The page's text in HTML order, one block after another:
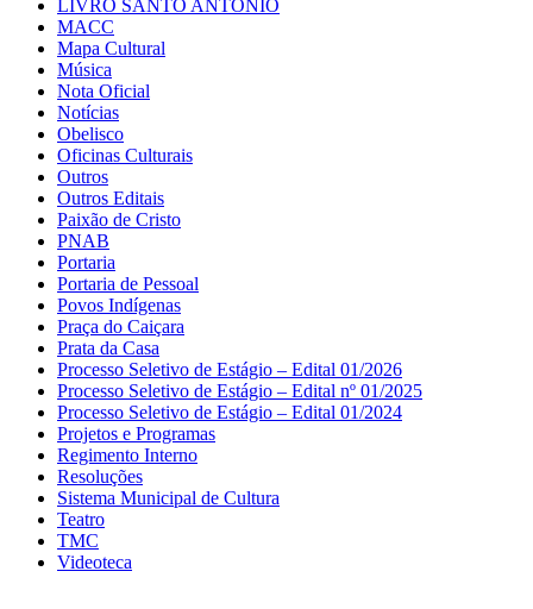
LIVRO SANTO ANTONIO
MACC
Mapa Cultural
Música
Nota Oficial
Notícias
Obelisco
Oficinas Culturais
Outros
Outros Editais
Paixão de Cristo
PNAB
Portaria
Portaria de Pessoal
Povos Indígenas
Praça do Caiçara
Prata da Casa
Processo Seletivo de Estágio – Edital 01/2026
Processo Seletivo de Estágio – Edital nº 01/2025
Processo Seletivo de Estágio – Edital 01/2024
Projetos e Programas
Regimento Interno
Resoluções
Sistema Municipal de Cultura
Teatro
TMC
Videoteca